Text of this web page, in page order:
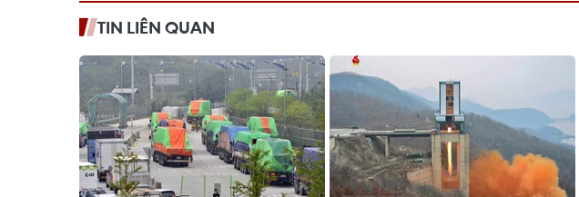
TIN LIÊN QUAN